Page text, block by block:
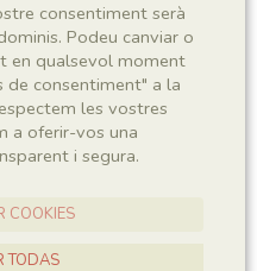
Phyllum
consentiment serà
Podeu canviar o
en qualsevol moment
de consentiment" a la
les vostres
a oferir-vos una
i segura.
COOKIES
TODAS